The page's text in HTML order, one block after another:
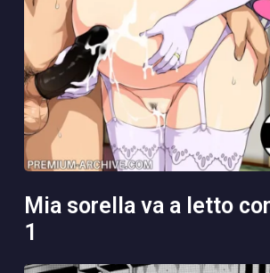
mia sorella va a letto con papà 3 pt
1